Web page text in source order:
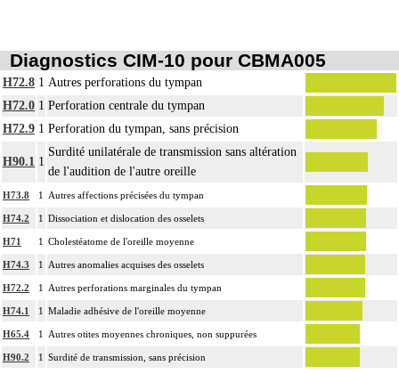
Diagnostics CIM-10 pour CBMA005
H72.8 1 Autres perforations du tympan
H72.0 1 Perforation centrale du tympan
H72.9 1 Perforation du tympan, sans précision
H90.1 1
Surdité unilatérale de transmission sans altération
de l'audition de l'autre oreille
H73.8 1 Autres affections précisées du tympan
H74.2 1 Dissociation et dislocation des osselets
H71 1 Cholestéatome de l'oreille moyenne
H74.3 1 Autres anomalies acquises des osselets
H72.2 1 Autres perforations marginales du tympan
H74.1 1 Maladie adhésive de l'oreille moyenne
H65.4 1 Autres otites moyennes chroniques, non suppurées
H90.2 1 Surdité de transmission, sans précision